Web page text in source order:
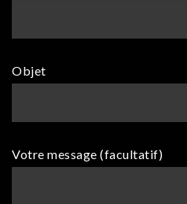
Objet
Votre message (facultatif)